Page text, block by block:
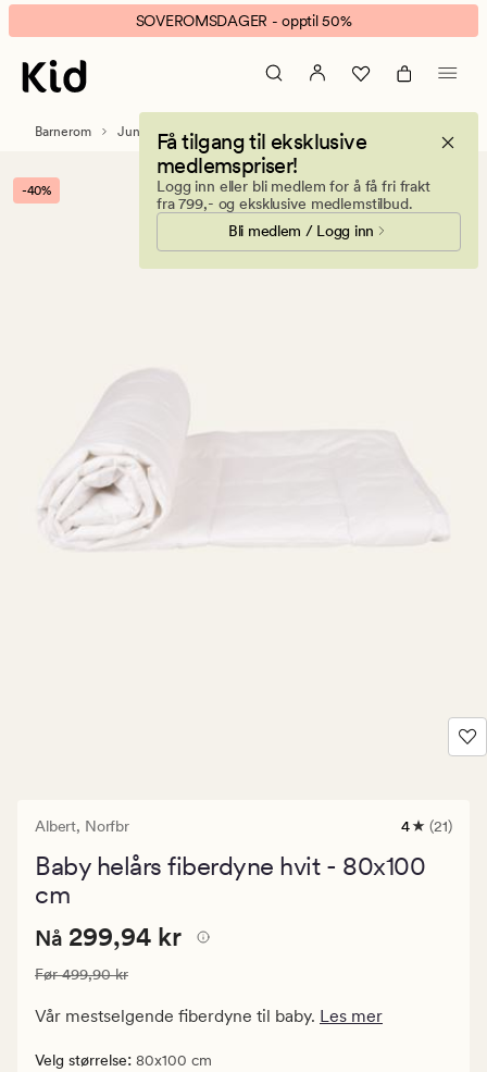
Albert
baby
helårs
fiberdyne
banner.
Klikk
ESCAPE
pause.
SOVEROMSDAGER - opptil 50%
Få tilgang til eksklusive
medlemspriser!
Logg inn eller bli medlem for å få fri frakt
fra 799,- og eksklusive medlemstilbud.
Bli medlem / Logg inn
Barnerom Juniordyner og babydyner
-40%
Albert, Norfbr
21
med
4 (21)
Baby helårs fiberdyne hvit - 80x100
cm
Nåværende
299,94
kr.
pris
Nåværende pris
Nå 299,94 kr
Vanlig pris 499,90 kr
Før499,90 kr
Vår mestselgende fiberdyne til baby. Les mer
Velg størrelse: 80x100 cm